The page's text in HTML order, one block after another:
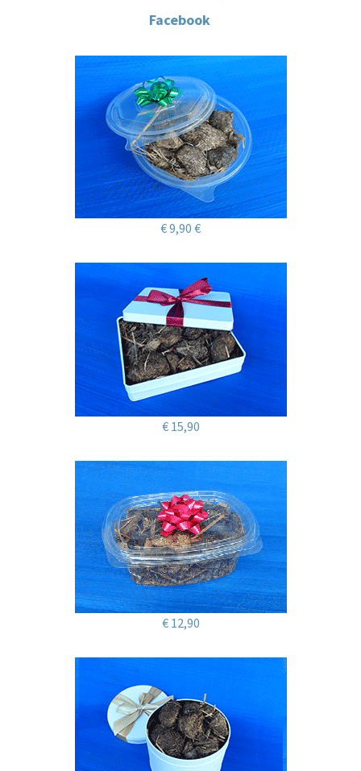
Facebook
€ 9,90 €
€ 15,90
€ 12,90